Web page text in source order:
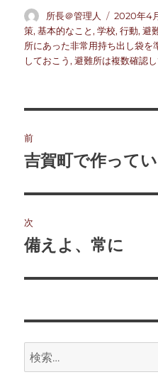
投
稿
者
所長＠管理人
投
稿
日:
2020年4
策,基本的なこと ,学校,行動,避
所にあった非常用持ち出し袋を
しておこう ,避難所は複数確認
稿
ビ
ゲ
ー
ン
前
前
投
稿:
吉賀町で作って
次
次
投
備えよ、常に
検
索: